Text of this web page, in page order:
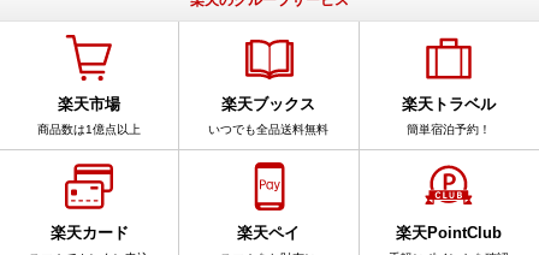
楽天市場
商品数は1億点以上
楽天ブックス
いつでも全品送料無料
楽天トラベル
簡単宿泊予約！
楽天カード 楽天ペイ 楽天PointClub